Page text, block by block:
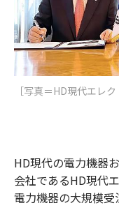
［写真＝HD現代エレク
HD現代の電力機器
会社であるHD現代
電力機器の大規模受